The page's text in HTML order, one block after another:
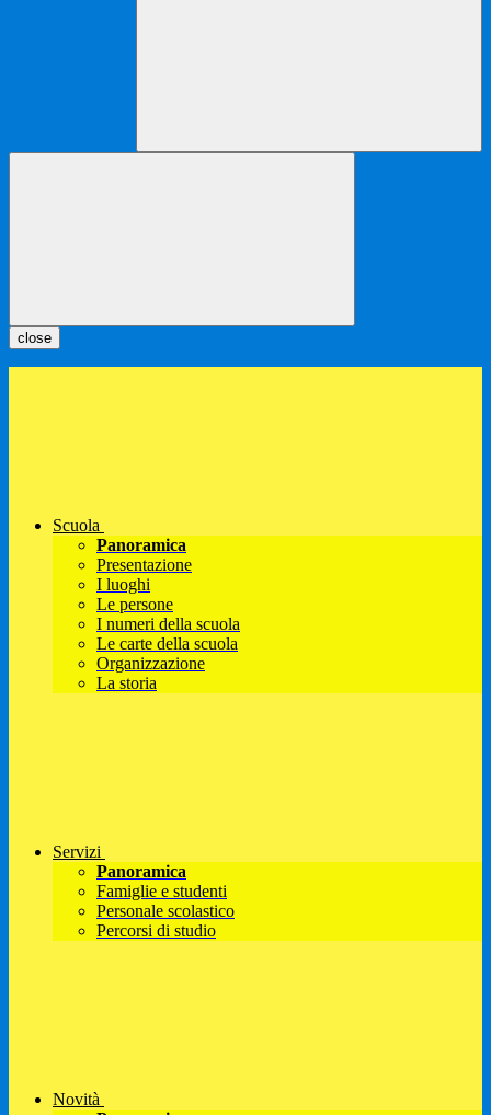
close
Scuola
Panoramica
Presentazione
I luoghi
Le persone
I numeri della scuola
Le carte della scuola
Organizzazione
La storia
Servizi
Panoramica
Famiglie e studenti
Personale scolastico
Percorsi di studio
Novità